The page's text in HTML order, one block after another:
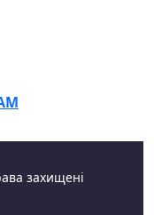
захищені